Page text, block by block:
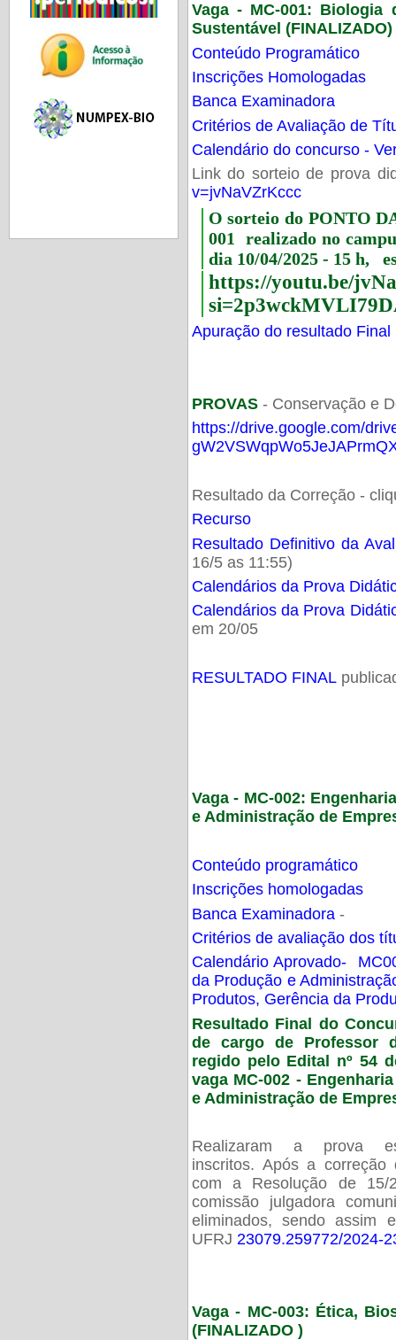
Vaga - MC-001: Biologia
Sustentável (FINALIZADO)
Conteúdo Programático
Inscrições Homologadas
Banca Examinadora
Critérios de Avaliação de
Calendário do concurso -
Link do sorteio de prova
v=jvNaVZrKccc
O sorteio do PONTO
001 realizado no
dia 10/04/2025 - 15 h,
https://youtu.be/
Apuração do resultado Final
PROVAS- Conservação e
https://drive.google.com/
Resultado da Correção -
Recurso
Resultado Definitivo da
16/5 as 11:55)
Calendários da Prova
Calendários da Prova
em 20/05
RESULTADO FINAL
Vaga - MC-002:
e Administração de
Conteúdo programático
Inscrições homologadas
Banca Examinadora -
Critérios de avaliação dos
Calendário Aprovado-
da Produção e
Produtos, Gerência da
Resultado Final do
de cargo de Professor
regido pelo Edital nº 54
vaga MC-002 -
e Administração de
Realizaram a prova
inscritos. Após a
com a Resolução de 15/
comissão julgadora
eliminados, sendo assim
UFRJ 23079.259772/2024-
Vaga - MC-003: Ética,
(FINALIZADO )